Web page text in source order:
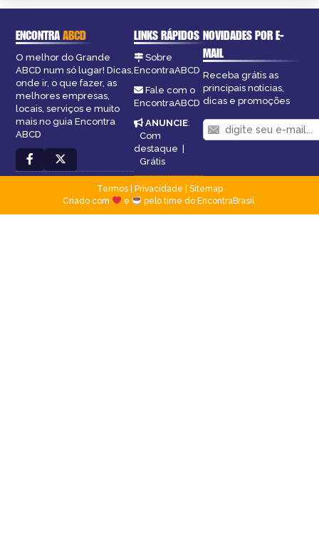
ENCONTRAABCD
O melhor do Grande
ABCD num só lugar! Dicas,
onde ir, o que fazer, as
melhores empresas,
locais, serviços e muito
mais no guia Encontra
ABCD
LINKS RÁPIDOS
Sobre
EncontraABCD
Fale com o
EncontraABCD
ANUNCIE:
Com
destaque
Grátis
NOVIDADES POR E-
MAIL
Receba grátis as
principais notícias,
dicas e promoções
Termos| Privacidade
Sitemap
Criado com
e pelo time do EncontraBrasil